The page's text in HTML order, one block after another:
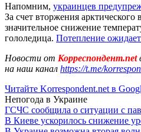
Напомним, украинцев
За счет вторжения арктического
значительное снижение
гололедица. Потепление
Новости от Корреспондент.net
на наш канал https://t.me/
Читайте Korrespondent.net в
Непогода в Украине
ГСЧС сообщила о ситуации с
В Киеве ускорилось снижение